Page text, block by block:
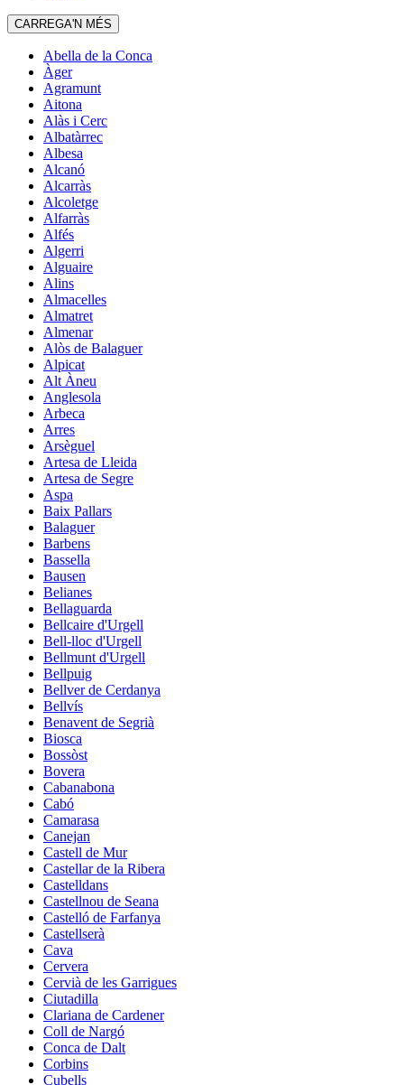
CARREGA'N MÉS
Abella de la Conca
Àger
Agramunt
Aitona
Alàs i Cerc
Albatàrrec
Albesa
Alcanó
Alcarràs
Alcoletge
Alfarràs
Alfés
Algerri
Alguaire
Alins
Almacelles
Almatret
Almenar
Alòs de Balaguer
Alpicat
Alt Àneu
Anglesola
Arbeca
Arres
Arsèguel
Artesa de Lleida
Artesa de Segre
Aspa
Baix Pallars
Balaguer
Barbens
Bassella
Bausen
Belianes
Bellaguarda
Bellcaire d'Urgell
Bell-lloc d'Urgell
Bellmunt d'Urgell
Bellpuig
Bellver de Cerdanya
Bellvís
Benavent de Segrià
Biosca
Bossòst
Bovera
Cabanabona
Cabó
Camarasa
Canejan
Castell de Mur
Castellar de la Ribera
Castelldans
Castellnou de Seana
Castelló de Farfanya
Castellserà
Cava
Cervera
Cervià de les Garrigues
Ciutadilla
Clariana de Cardener
Coll de Nargó
Conca de Dalt
Corbins
Cubells